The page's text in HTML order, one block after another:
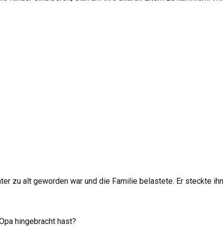
zu alt geworden war und die Familie belastete. Er steckte
hingebracht hast?